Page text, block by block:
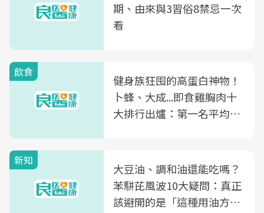
期、由來與3習俗8禁忌一次
看
飲食
健身族狂囤的高蛋白神物！
卜蜂、大成...即食雞胸肉十
大排行出爐：第一名平均一
新知
大豆油、調和油還能吃嗎？
苯駢芘風波10大疑問：真正
該避開的是「這種用油方